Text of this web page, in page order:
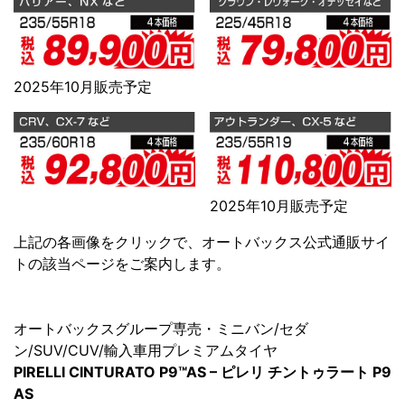
2025年10月販売予定
2025年10月販売予定
上記の各画像をクリックで、オートバックス公式通販サイ
トの該当ページをご案内します。
オートバックスグループ専売・ミニバン/セダ
ン/SUV/CUV/輸入車用プレミアムタイヤ
PIRELLI CINTURATO P9™AS – ピレリ チントゥラート P9
AS